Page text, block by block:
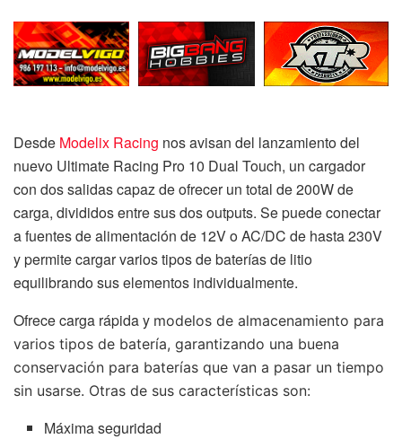
Desde Modelix Racing nos avisan del lanzamiento del
nuevo Ultimate Racing Pro 10 Dual Touch, un cargador
con dos salidas capaz de ofrecer un total de 200W de
carga, divididos entre sus dos outputs. Se puede conectar
a fuentes de alimentación de 12V o AC/DC de hasta 230V
y permite cargar varios tipos de baterías de litio
equilibrando sus elementos individualmente.
Ofrece carga rápida y modelos de almacenamiento para
varios tipos de batería, garantizando una buena
conservación para baterías que van a pasar un tiempo
sin usarse. Otras de sus características son:
Máxima seguridad